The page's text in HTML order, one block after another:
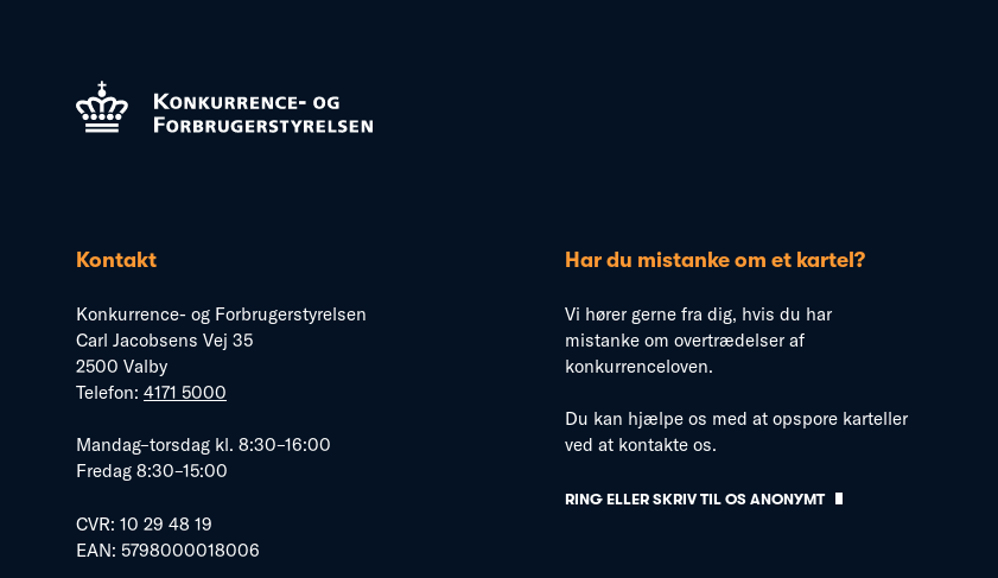
Kontakt
Konkurrence- og Forbrugerstyrelsen
Carl Jacobsens Vej 35
2500 Valby
Telefon: 4171 5000
Mandag–torsdag kl. 8:30–16:00
Fredag 8:30–15:00
CVR: 10 29 48 19
EAN: 5798000018006
Har du mistanke om et kartel?
Vi hører gerne fra dig, hvis du har
mistanke om overtrædelser af
konkurrenceloven.
Du kan hjælpe os med at opspore karteller
ved at kontakte os.
RING ELLER SKRIV TIL OS ANONYMT